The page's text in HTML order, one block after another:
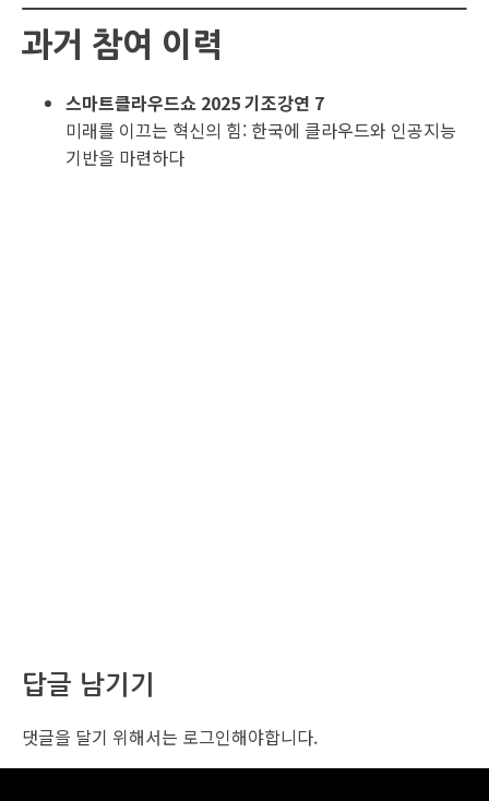
과거 참여 이력
스마트클라우드쇼 2025 기조강연 7
미래를 이끄는 혁신의 힘: 한국에 클라우드와 인공지능
기반을 마련하다
답글 남기기
댓글을 달기 위해서는 로그인해야합니다.